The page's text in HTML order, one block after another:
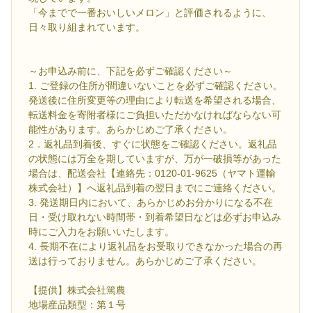
「今までで一番おいしいメロン」と評価されるように、
日々取り組まれています。
～お申込み前に、下記を必ずご確認ください～
1. ご登録の住所が間違いないことを必ずご確認ください。
発送後に住所変更等の理由により転送を希望される場合、
転送料金を寄附者様にご負担いただかなければならない可
能性があります。あらかじめご了承ください。
2．返礼品到着後、すぐに状態をご確認ください。返礼品
の状態には万全を期していますが、万が一破損等があった
場合は、配送会社【連絡先：0120-01-9625（ヤマト運輸
株式会社）】へ返礼品到着の翌日までにご連絡ください。
3. 発送期日内において、あらかじめお分かりになる不在
日・受け取れない時間帯・到着希望日などは必ずお申込み
時にご入力をお願いいたします。
4. 長期不在により返礼品をお受取りできなかった場合の再
送は行っておりません。あらかじめご了承ください。
【提供】株式会社篤農
地場産品類型：第１号